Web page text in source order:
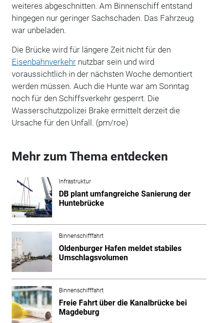
weiteres abgeschnitten. Am Binnenschiff entstand
hingegen nur geringer Sachschaden. Das Fahrzeug
war unbeladen.
Die Brücke wird für längere Zeit nicht für den
Eisenbahnverkehrnutzbar sein und wird
voraussichtlich in der nächsten Woche demontiert
werden müssen. Auch die Hunte war am Sonntag
noch für den Schiffsverkehr gesperrt. Die
Wasserschutzpolizei Brake ermittelt derzeit die
Ursache für den Unfall. (pm/roe)
Mehr zum Thema entdecken
Infrastruktur
DB plant umfangreiche Sanierung der
Huntebrücke
Binnenschifffahrt
Oldenburger Hafen meldet stabiles
Umschlagsvolumen
Binnenschifffahrt
Freie Fahrt über die Kanalbrücke bei
Magdeburg